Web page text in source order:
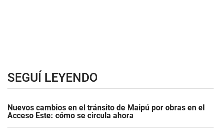
SEGUÍ LEYENDO
Nuevos cambios en el tránsito de Maipú por obras en el
Acceso Este: cómo se circula ahora